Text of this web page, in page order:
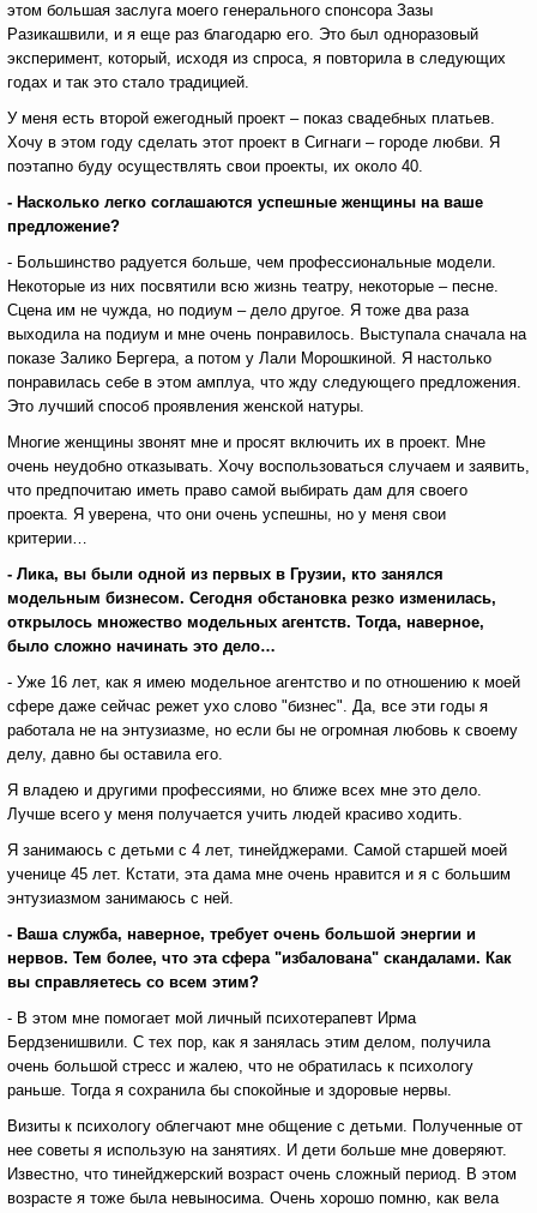
этом большая заслуга моего генерального спонсора Зазы
Разикашвили, и я еще раз благодарю его. Это был одноразовый
эксперимент, который, исходя из спроса, я повторила в следующих
годах и так это стало традицией.
У меня есть второй ежегодный проект – показ свадебных платьев.
Хочу в этом году сделать этот проект в Сигнаги – городе любви. Я
поэтапно буду осуществлять свои проекты, их около 40.
- Насколько легко соглашаются успешные женщины на ваше
предложение?
- Большинство радуется больше, чем профессиональные модели.
Некоторые из них посвятили всю жизнь театру, некоторые – песне.
Сцена им не чужда, но подиум – дело другое. Я тоже два раза
выходила на подиум и мне очень понравилось. Выступала сначала на
показе Залико Бергера, а потом у Лали Морошкиной. Я настолько
понравилась себе в этом амплуа, что жду следующего предложения.
Это лучший способ проявления женской натуры.
Многие женщины звонят мне и просят включить их в проект. Мне
очень неудобно отказывать. Хочу воспользоваться случаем и заявить,
что предпочитаю иметь право самой выбирать дам для своего
проекта. Я уверена, что они очень успешны, но у меня свои
критерии…
- Лика, вы были одной из первых в Грузии, кто занялся
модельным бизнесом. Сегодня обстановка резко изменилась,
открылось множество модельных агентств. Тогда, наверное,
было сложно начинать это дело…
- Уже 16 лет, как я имею модельное агентство и по отношению к моей
сфере даже сейчас режет ухо слово "бизнес". Да, все эти годы я
работала не на энтузиазме, но если бы не огромная любовь к своему
делу, давно бы оставила его.
Я владею и другими профессиями, но ближе всех мне это дело.
Лучше всего у меня получается учить людей красиво ходить.
Я занимаюсь с детьми с 4 лет, тинейджерами. Самой старшей моей
ученице 45 лет. Кстати, эта дама мне очень нравится и я с большим
энтузиазмом занимаюсь с ней.
- Ваша служба, наверное, требует очень большой энергии и
нервов. Тем более, что эта сфера "избалована" скандалами. Как
вы справляетесь со всем этим?
- В этом мне помогает мой личный психотерапевт Ирма
Бердзенишвили. С тех пор, как я занялась этим делом, получила
очень большой стресс и жалею, что не обратилась к психологу
раньше. Тогда я сохранила бы спокойные и здоровые нервы.
Визиты к психологу облегчают мне общение с детьми. Полученные от
нее советы я использую на занятиях. И дети больше мне доверяют.
Известно, что тинейджерский возраст очень сложный период. В этом
возрасте я тоже была невыносима. Очень хорошо помню, как вела